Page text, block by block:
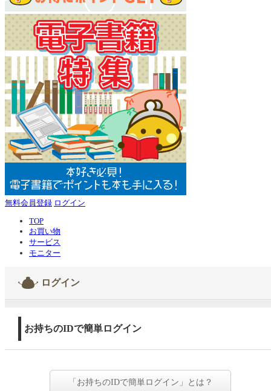
無料会員登録 ログイン
TOP
お買い物
サービス
モニター
ログイン
お持ちのIDで簡単ログイン
「お持ちのIDで簡単ログイン」とは？